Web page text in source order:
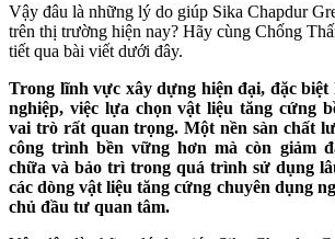
Vậy đâu là những lý do giúp Sika Chapdur
trên thị trường hiện nay? Hãy cùng Chống
tiết qua bài viết dưới đây.
Trong lĩnh vực xây dựng hiện đại, đặc biệt
nghiệp, việc lựa chọn vật liệu tăng cứng
vai trò rất quan trọng. Một nền sàn chất
công trình bền vững hơn mà còn giảm
chữa và bảo trì trong quá trình sử dụng
các dòng vật liệu tăng cứng chuyên dụng
chủ đầu tư quan tâm.